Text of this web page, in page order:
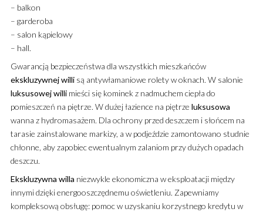
– balkon
– garderoba
– salon kąpielowy
– hall.
Gwarancją bezpieczeństwa dla wszystkich mieszkańców
ekskluzywnejwillisą antywłamaniowe rolety w oknach. W salonie
luksusowejwillimieści się kominek z nadmuchem ciepła do
pomieszczeń na piętrze. W dużej łazience na piętrze luksusowa
wanna z hydromasażem. Dla ochrony przed deszczem i słońcem na
tarasie zainstalowane markizy, a w podjeździe zamontowano studnie
chłonne, aby zapobiec ewentualnym zalaniom przy dużych opadach
deszczu.
Ekskluzywna willa niezwykle ekonomiczna w eksploatacji między
innymi dzięki energooszczędnemu oświetleniu. Zapewniamy
kompleksową obsługę: pomoc w uzyskaniu korzystnego kredytu w